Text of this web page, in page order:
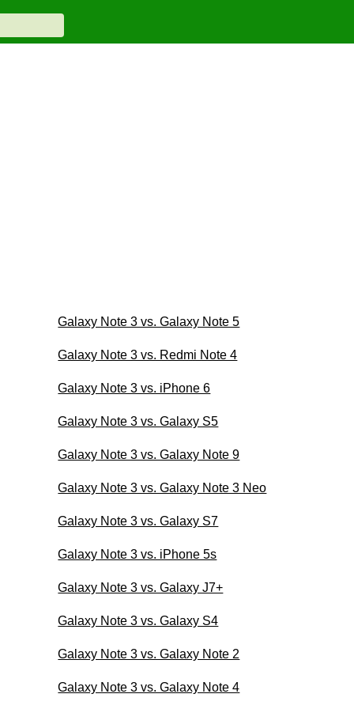
Galaxy Note 3 vs. Galaxy Note 5
Galaxy Note 3 vs. Redmi Note 4
Galaxy Note 3 vs. iPhone 6
Galaxy Note 3 vs. Galaxy S5
Galaxy Note 3 vs. Galaxy Note 9
Galaxy Note 3 vs. Galaxy Note 3 Neo
Galaxy Note 3 vs. Galaxy S7
Galaxy Note 3 vs. iPhone 5s
Galaxy Note 3 vs. Galaxy J7+
Galaxy Note 3 vs. Galaxy S4
Galaxy Note 3 vs. Galaxy Note 2
Galaxy Note 3 vs. Galaxy Note 4